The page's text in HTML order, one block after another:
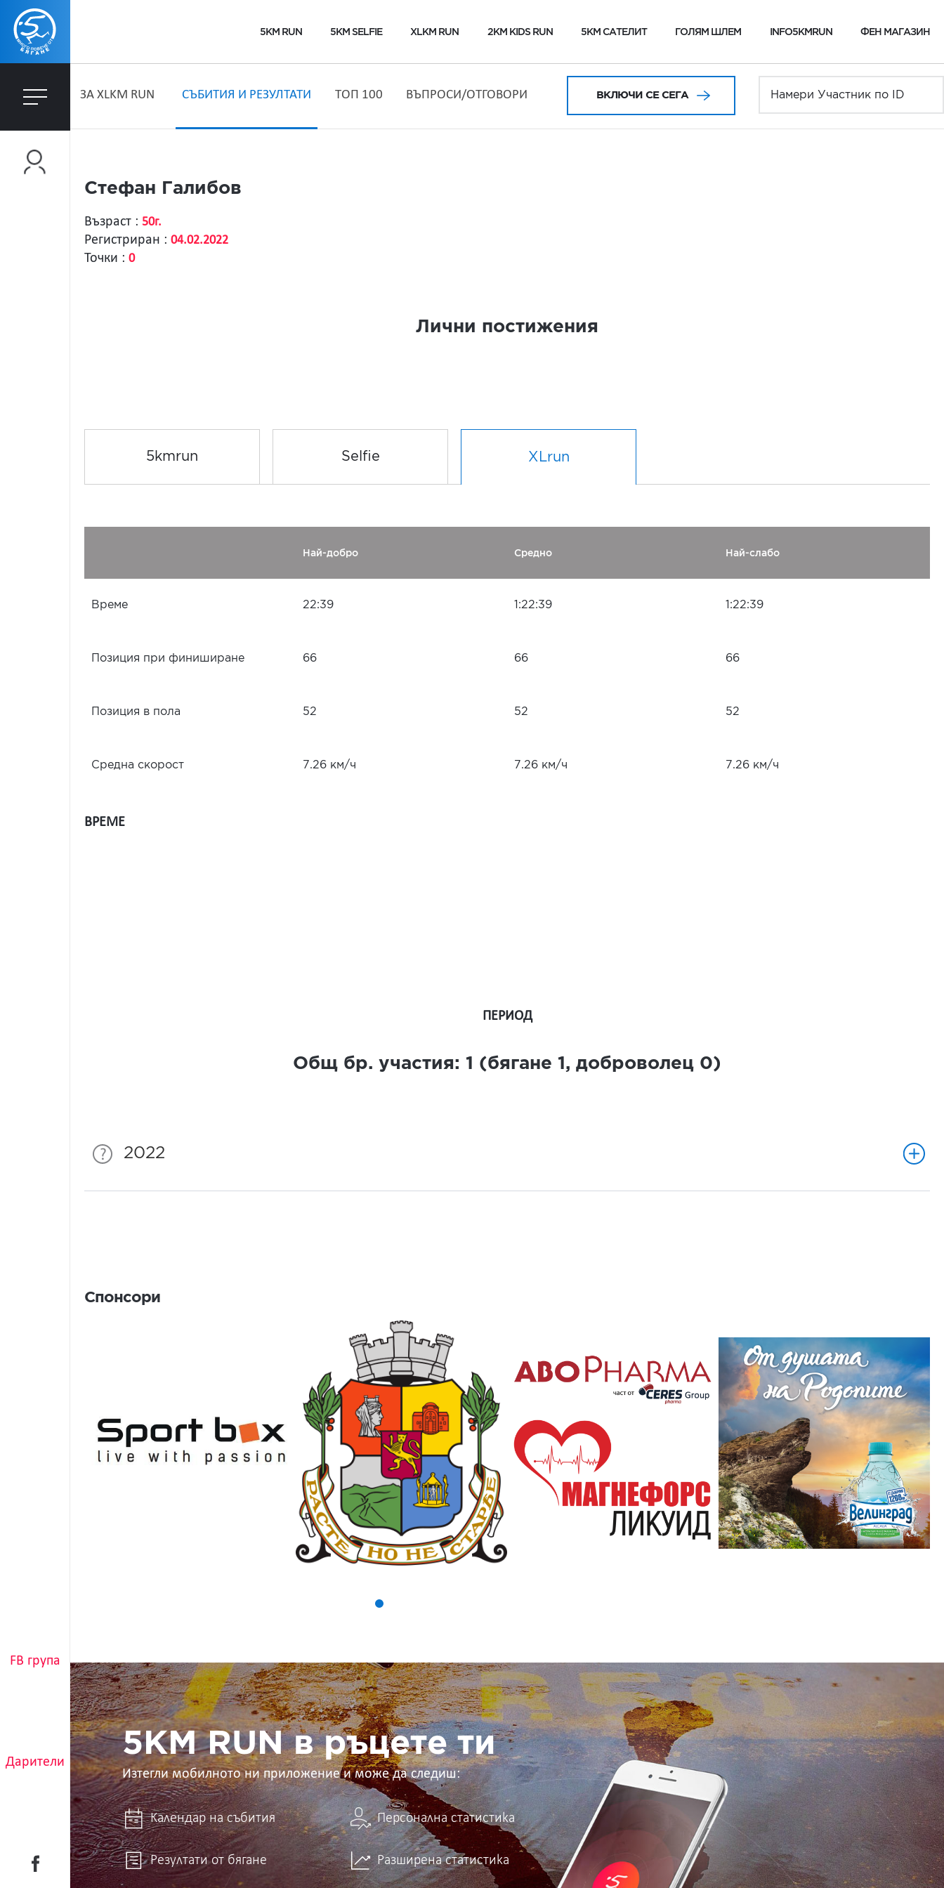
5KM RUN 5KM SELFIE XLKM RUN 2KM KIDS RUN 5KM САТЕЛИТ ГОЛЯМ ШЛЕМ INFO5KMRUN ФЕН МАГАЗИН
FB група
Дарители
ЗA XLKM RUN СЪБИТИЯ И РЕЗУЛТАТИ ТОП 100 ВЪПРОСИ/ОТГОВОРИ ВКЛЮЧИ СЕ СЕГА
Стефан Галибов
Възраст : 50г.
Регистриран : 04.02.2022
Точки : 0
Лични постижения
5kmrun Selfie XLrun
Най-добро Средно Най-слабо
Време 22:39 1:22:39 1:22:39
Позиция при финиширане 66 66 66
Позиция в пола 52 52 52
Средна скорост 7.26 км/ч 7.26 км/ч 7.26 км/ч
ВРЕМЕ
ПЕРИОД
Общ бр. участия: 1 (бягане 1 , доброволец 0)
2022
Спонсори
5KM
RUN
в
ръцете
ти
5KM RUN в ръцете ти
Изтегли мобилното ни приложение и може да следиш:
Календар на събития Персонална статистика
Резултати от бягане Разширена статистика